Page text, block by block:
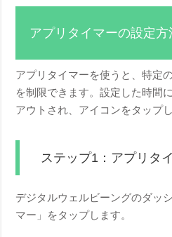
アプリタイマーの設定方
アプリタイマーを使うと、特定
を制限できます。設定した時間
アウトされ、アイコンをタップ
ステップ1：アプリタ
デジタルウェルビーングのダッ
マー」をタップします。